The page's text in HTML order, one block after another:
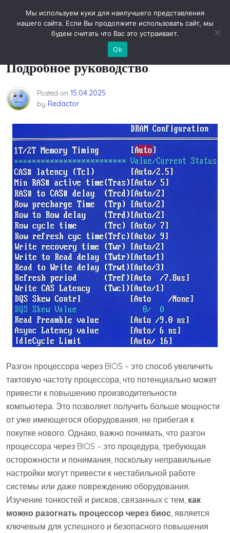
Новости технологий
Разгон процессора через BIOS:
Подробное руководство
Posted on 15.04.2025
by Redactor
Разгон процессора через BIOS – это способ увеличить
тактовую частоту процессора, что потенциально может
привести к повышению производительности
компьютера. Это позволяет получить больше мощности
от уже имеющегося оборудования, не прибегая к
покупке нового. Однако, важно понимать, что разгон
процессора через BIOS – это процедура, требующая
осторожности и понимания, поскольку неправильные
настройки могут привести к нестабильной работе
системы или даже повреждению оборудования.
Изучение тонкостей и рисков, связанных с тем, как
можно разогнать процессор через биос, является
ключевым для успешного и безопасного повышения
Мы используем куки для наилучшего представления
нашего сайта. Если Вы продолжите использовать сайт, мы
будем считать что Вас это устраивает.
Ok